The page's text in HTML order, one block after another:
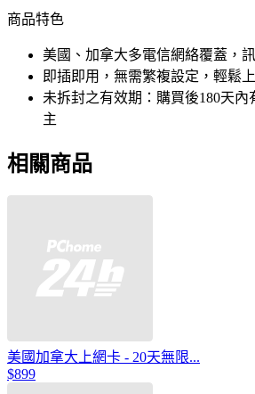
商品特色
美國、加拿大多電信網絡覆蓋，
即插即用，無需繁複設定，輕鬆
未拆封之有效期：購買後180天內
主
相關商品
美國加拿大上網卡 - 20天無限...
$899